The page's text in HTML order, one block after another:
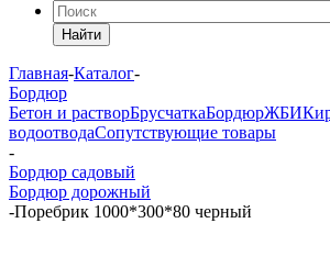
Найти
Главная-Каталог-
Бордюр
Бетон и растворБрусчаткаБордюрЖБИ
водоотводаСопутствующие товары
-
Бордюр садовый
Бордюр дорожный
-Поребрик 1000*300*80 черный